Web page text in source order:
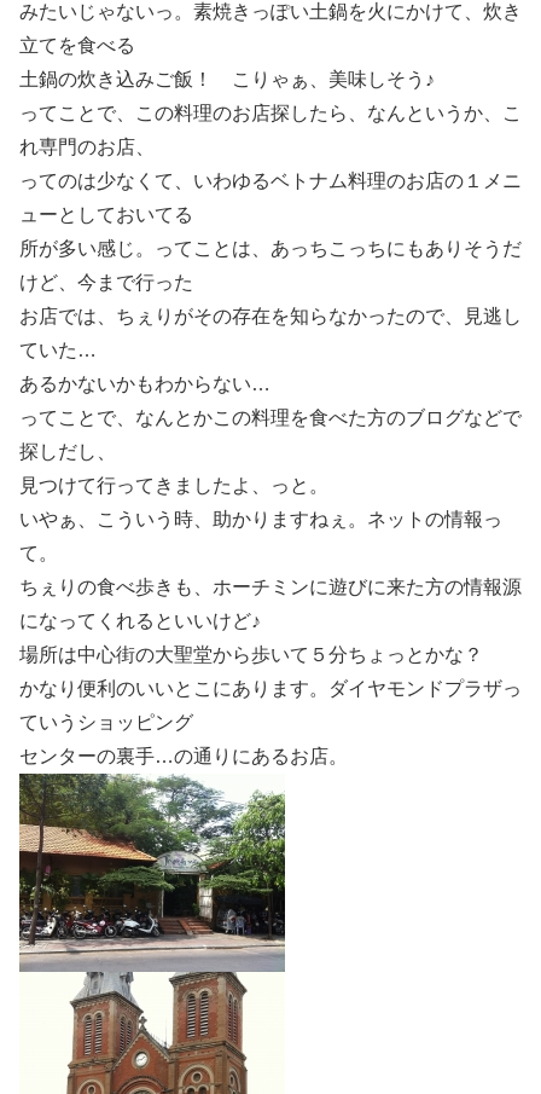
みたいじゃないっ。素焼きっぽい土鍋を火にかけて、炊き
立てを食べる
土鍋の炊き込みご飯！ こりゃぁ、美味しそう♪
ってことで、この料理のお店探したら、なんというか、こ
れ専門のお店、
ってのは少なくて、いわゆるベトナム料理のお店の１メニ
ューとしておいてる
所が多い感じ。ってことは、あっちこっちにもありそうだ
けど、今まで行った
お店では、ちぇりがその存在を知らなかったので、見逃し
ていた…
あるかないかもわからない…
ってことで、なんとかこの料理を食べた方のブログなどで
探しだし、
見つけて行ってきましたよ、っと。
いやぁ、こういう時、助かりますねぇ。ネットの情報っ
て。
ちぇりの食べ歩きも、ホーチミンに遊びに来た方の情報源
になってくれるといいけど♪
場所は中心街の大聖堂から歩いて５分ちょっとかな？
かなり便利のいいとこにあります。ダイヤモンドプラザっ
ていうショッピング
センターの裏手…の通りにあるお店。